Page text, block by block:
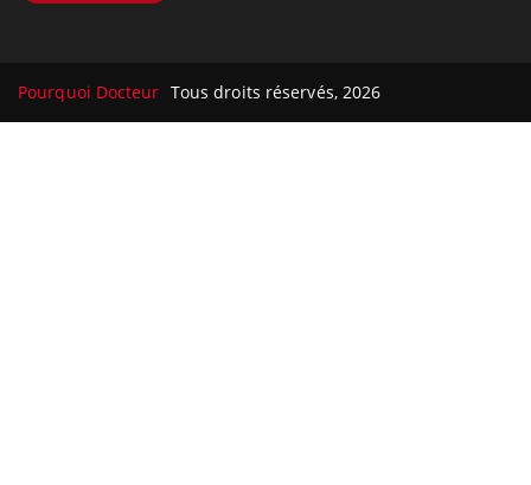
Pourquoi Docteur Tous droits réservés, 2026